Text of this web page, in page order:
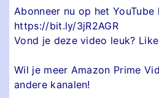
Abonneer nu op het
https://bit.ly/3jR2AGR
Vond je deze video leuk?
Wil je meer Amazon Prime
andere kanalen!